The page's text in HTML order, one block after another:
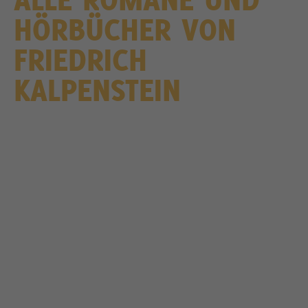
HÖRBÜCHER VON
FRIEDRICH
KALPENSTEIN